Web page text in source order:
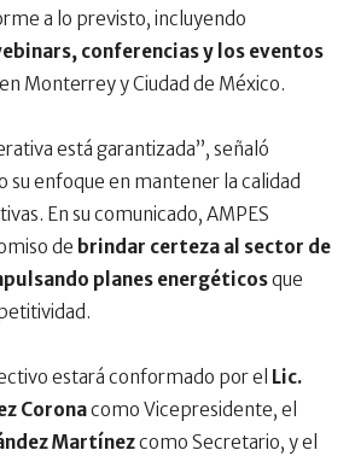
a lo previsto, incluyendo
conferencias y los eventos
en Monterrey y Ciudad de México.
está garantizada”, señaló
su enfoque en mantener la calidad
En su comunicado, AMPES
de brindar certeza al sector de
planes energéticosque
estará conformado por el Lic.
Coronacomo Vicepresidente, el
Martínezcomo Secretario, y el